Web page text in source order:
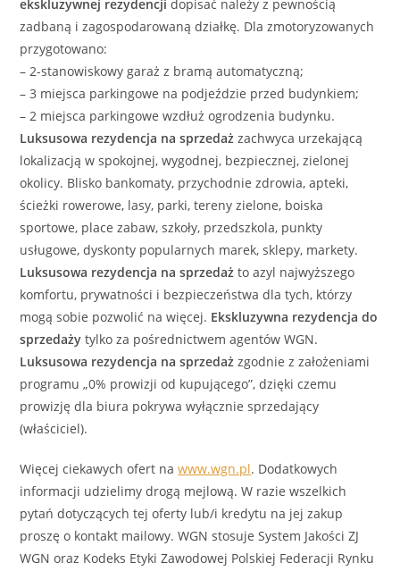
ekskluzywnej rezydencji dopisać należy z pewnością
zadbaną i zagospodarowaną działkę. Dla zmotoryzowanych
przygotowano:
– 2-stanowiskowy garaż z bramą automatyczną;
– 3 miejsca parkingowe na podjeździe przed budynkiem;
– 2 miejsca parkingowe wzdłuż ogrodzenia budynku.
Luksusowa rezydencja na sprzedaż zachwyca urzekającą
lokalizacją w spokojnej, wygodnej, bezpiecznej, zielonej
okolicy. Blisko bankomaty, przychodnie zdrowia, apteki,
ścieżki rowerowe, lasy, parki, tereny zielone, boiska
sportowe, place zabaw, szkoły, przedszkola, punkty
usługowe, dyskonty popularnych marek, sklepy, markety.
Luksusowa rezydencja na sprzedaż to azyl najwyższego
komfortu, prywatności i bezpieczeństwa dla tych, którzy
mogą sobie pozwolić na więcej. Ekskluzywna rezydencja do
sprzedaży tylko za pośrednictwem agentów WGN.
Luksusowa rezydencja na sprzedaż zgodnie z założeniami
programu „0% prowizji od kupującego”, dzięki czemu
prowizję dla biura pokrywa wyłącznie sprzedający
(właściciel).
Więcej ciekawych ofert nawww.wgn.pl. Dodatkowych
informacji udzielimy drogą mejlową. W razie wszelkich
pytań dotyczących tej oferty lub/i kredytu na jej zakup
proszę o kontakt mailowy. WGN stosuje System Jakości ZJ
WGN oraz Kodeks Etyki Zawodowej Polskiej Federacji Rynku